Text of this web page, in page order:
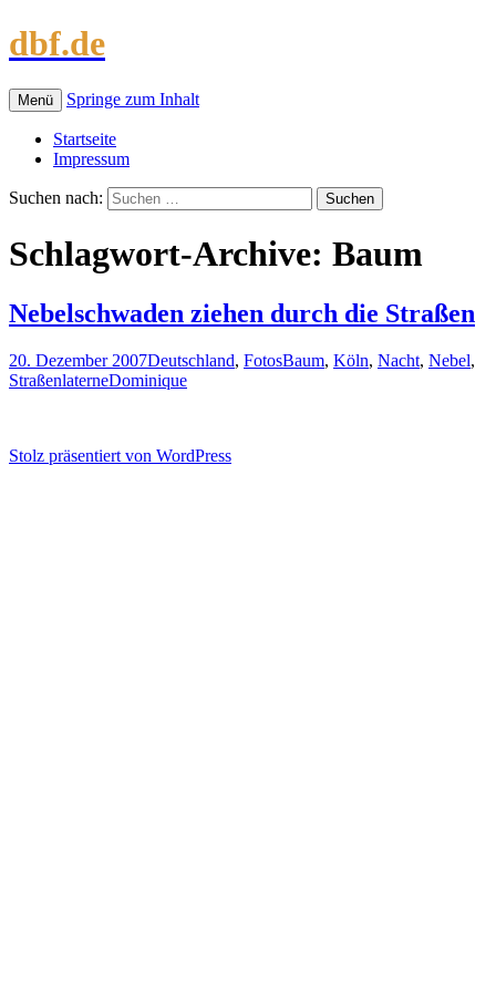
dbf.de
Menü Springe zum Inhalt
Startseite
Impressum
Suchen nach:
Schlagwort-Archive: Baum
Nebelschwaden ziehen durch die Straßen
20. Dezember 2007Deutschland, FotosBaum, Köln, Nacht, Nebel,
StraßenlaterneDominique
Stolz präsentiert von WordPress